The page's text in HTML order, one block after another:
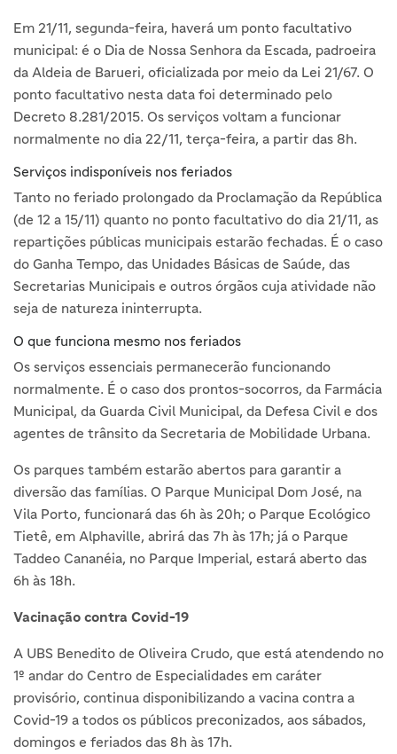
Em 21/11, segunda-feira, haverá um ponto facultativo
municipal: é o Dia de Nossa Senhora da Escada, padroeira
da Aldeia de Barueri, oficializada por meio da Lei 21/67. O
ponto facultativo nesta data foi determinado pelo
Decreto 8.281/2015. Os serviços voltam a funcionar
normalmente no dia 22/11, terça-feira, a partir das 8h.
Serviços indisponíveis nos feriados
Tanto no feriado prolongado da Proclamação da República
(de 12 a 15/11) quanto no ponto facultativo do dia 21/11, as
repartições públicas municipais estarão fechadas. É o caso
do Ganha Tempo, das Unidades Básicas de Saúde, das
Secretarias Municipais e outros órgãos cuja atividade não
seja de natureza ininterrupta.
O que funciona mesmo nos feriados
Os serviços essenciais permanecerão funcionando
normalmente. É o caso dos prontos-socorros, da Farmácia
Municipal, da Guarda Civil Municipal, da Defesa Civil e dos
agentes de trânsito da Secretaria de Mobilidade Urbana.
Os parques também estarão abertos para garantir a
diversão das famílias. O Parque Municipal Dom José, na
Vila Porto, funcionará das 6h às 20h; o Parque Ecológico
Tietê, em Alphaville, abrirá das 7h às 17h; já o Parque
Taddeo Cananéia, no Parque Imperial, estará aberto das
6h às 18h.
Vacinação contra Covid-19
A UBS Benedito de Oliveira Crudo, que está atendendo no
1º andar do Centro de Especialidades em caráter
provisório, continua disponibilizando a vacina contra a
Covid-19 a todos os públicos preconizados, aos sábados,
domingos e feriados das 8h às 17h.